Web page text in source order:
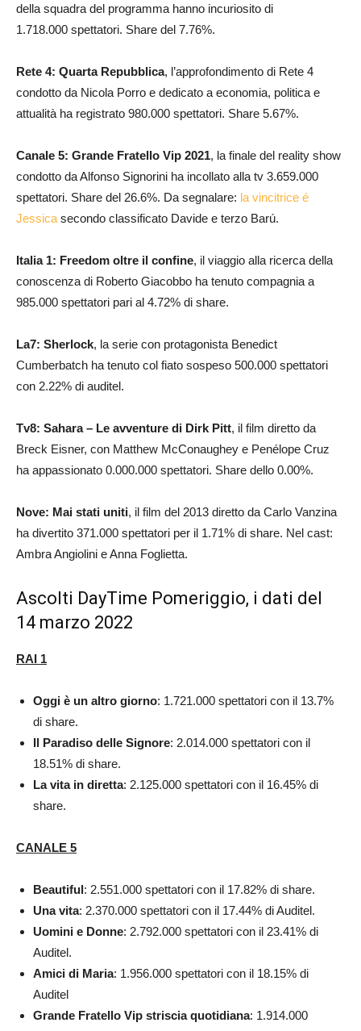
della squadra del programma hanno incuriosito di
1.718.000 spettatori. Share del 7.76%.
Rete 4: Quarta Repubblica, l’approfondimento di Rete 4
condotto da Nicola Porro e dedicato a economia, politica e
attualità ha registrato 980.000 spettatori. Share 5.67%.
Canale 5: Grande Fratello Vip 2021, la finale del reality show
condotto da Alfonso Signorini ha incollato alla tv 3.659.000
spettatori. Share del 26.6%. Da segnalare: la vincitrice é
Jessica secondo classificato Davide e terzo Barú.
Italia 1: Freedom oltre il confine, il viaggio alla ricerca della
conoscenza di Roberto Giacobbo ha tenuto compagnia a
985.000 spettatori pari al 4.72% di share.
La7: Sherlock, la serie con protagonista Benedict
Cumberbatch ha tenuto col fiato sospeso 500.000 spettatori
con 2.22% di auditel.
Tv8: Sahara – Le avventure di Dirk Pitt, il film diretto da
Breck Eisner, con Matthew McConaughey e Penélope Cruz
ha appassionato 0.000.000 spettatori. Share dello 0.00%.
Nove: Mai stati uniti, il film del 2013 diretto da Carlo Vanzina
ha divertito 371.000 spettatori per il 1.71% di share. Nel cast:
Ambra Angiolini e Anna Foglietta.
Ascolti DayTime Pomeriggio, i dati del
14 marzo 2022
RAI 1
Oggi è un altro giorno: 1.721.000 spettatori con il 13.7%
di share.
Il Paradiso delle Signore: 2.014.000 spettatori con il
18.51% di share.
La vita in diretta: 2.125.000 spettatori con il 16.45% di
share.
CANALE 5
Beautiful: 2.551.000 spettatori con il 17.82% di share.
Una vita: 2.370.000 spettatori con il 17.44% di Auditel.
Uomini e Donne: 2.792.000 spettatori con il 23.41% di
Auditel.
Amici di Maria: 1.956.000 spettatori con il 18.15% di
Auditel
Grande Fratello Vip striscia quotidiana: 1.914.000